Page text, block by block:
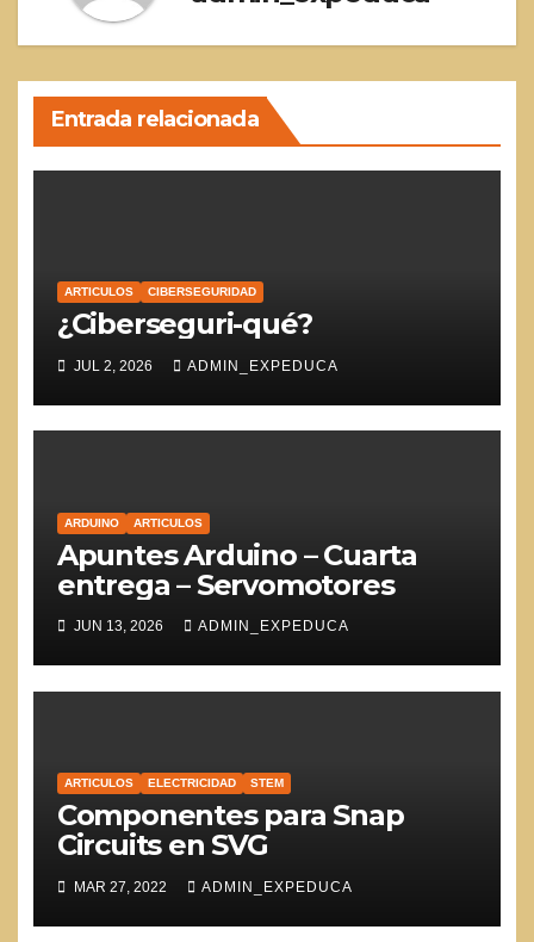
Entrada relacionada
ARTICULOS CIBERSEGURIDAD
¿Ciberseguri-qué?
JUL 2, 2026 ADMIN_EXPEDUCA
ARDUINO ARTICULOS
Apuntes Arduino – Cuarta
entrega – Servomotores
JUN 13, 2026 ADMIN_EXPEDUCA
ARTICULOS ELECTRICIDAD STEM
Componentes para Snap
Circuits en SVG
MAR 27, 2022 ADMIN_EXPEDUCA